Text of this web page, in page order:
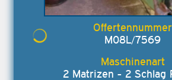
M08L/7569
2 Matrizen - 2 Schlag